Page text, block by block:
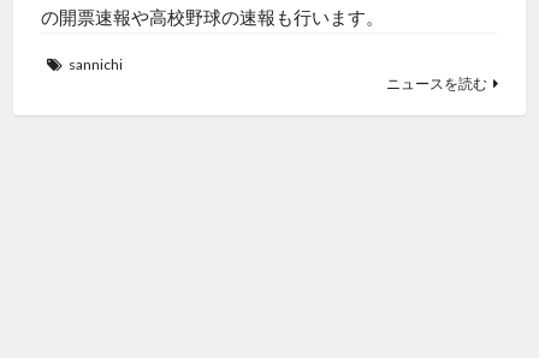
の開票速報や高校野球の速報も行います。
sannichi
ニュースを読む